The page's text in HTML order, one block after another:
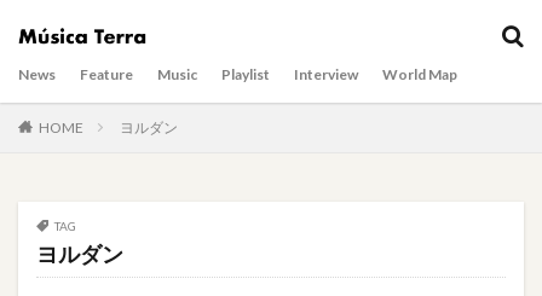
News Feature Music Playlist Interview World Map
HOME ヨルダン
TAG
ヨルダン